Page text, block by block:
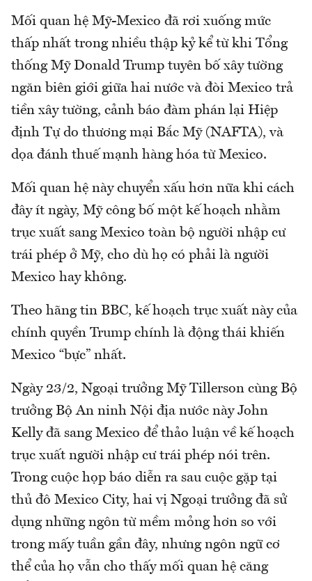
Mối quan hệ Mỹ-Mexico đã rơi xuống mức
thấp nhất trong nhiều thập kỷ kể từ khi Tổng
thống Mỹ Donald Trump tuyên bố xây tường
ngăn biên giới giữa hai nước và đòi Mexico trả
tiền xây tường, cảnh báo đàm phán lại Hiệp
định Tự do thương mại Bắc Mỹ (NAFTA), và
dọa đánh thuế mạnh hàng hóa từ Mexico.
Mối quan hệ này chuyển xấu hơn nữa khi cách
đây ít ngày, Mỹ công bố một kế hoạch nhằm
trục xuất sang Mexico toàn bộ người nhập cư
trái phép ở Mỹ, cho dù họ có phải là người
Mexico hay không.
Theo hãng tin BBC, kế hoạch trục xuất này của
chính quyền Trump chính là động thái khiến
Mexico “bực” nhất.
Ngày 23/2, Ngoại trưởng Mỹ Tillerson cùng Bộ
trưởng Bộ An ninh Nội địa nước này John
Kelly đã sang Mexico để thảo luận về kế hoạch
trục xuất người nhập cư trái phép nói trên.
Trong cuộc họp báo diễn ra sau cuộc gặp tại
thủ đô Mexico City, hai vị Ngoại trưởng đã sử
dụng những ngôn từ mềm mỏng hơn so với
trong mấy tuần gần đây, nhưng ngôn ngữ cơ
thể của họ vẫn cho thấy mối quan hệ căng